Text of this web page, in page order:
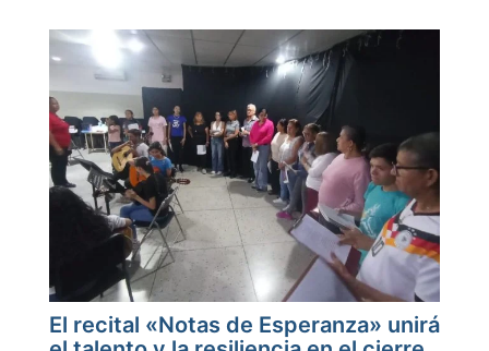
El recital «Notas de Esperanza» unirá